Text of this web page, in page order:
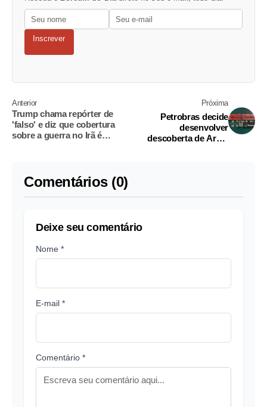
Inscrever
Anterior
Trump chama repórter de
'falso' e diz que cobertura
sobre a guerra no Irã é
Próxima
Petrobras decide
desenvolver
descoberta de Aram
Comentários (0)
Deixe seu comentário
Nome *
E-mail *
Comentário *